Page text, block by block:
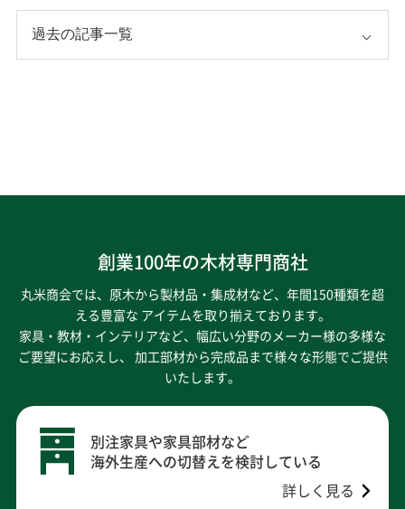
創業100年の木材専門商社
丸米商会では、原木から製材品・集成材など、年間150種類を超
える豊富な アイテムを取り揃えております。
家具・教材・インテリアなど、幅広い分野のメーカー様の多様な
ご要望にお応えし、
加工部材から完成品まで様々な形態でご提供
いたします。
別注家具や家具部材など
海外生産への切替えを検討している
詳しく見る